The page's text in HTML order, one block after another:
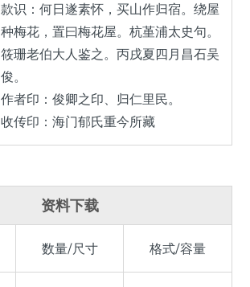
款识：何日遂素怀，买山作归宿。绕屋
种梅花，置曰梅花屋。杭堇浦太史句。
筱珊老伯大人鉴之。丙戌夏四月昌石吴
俊。
作者印：俊卿之印、归仁里民。
收传印：海门郁氏重今所藏
资料下载
数量/尺寸 格式/容量